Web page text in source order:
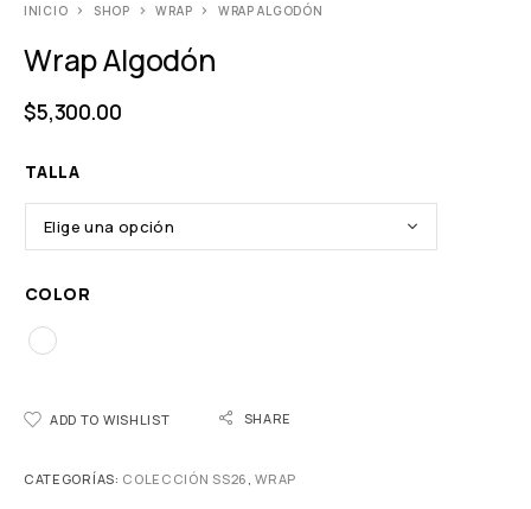
INICIO SHOP WRAP WRAP ALGODÓN
Wrap Algodón
$5,300.00
TALLA
COLOR
ADD TO WISHLIST SHARE
CATEGORÍAS: COLECCIÓN SS26 ,WRAP